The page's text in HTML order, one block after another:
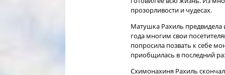
прозорливости и чудесах.
Матушка Рахиль предвидела
года многим свои
попросила позвать к себе
приобщилась в последний
Схимонахиня Рахиль